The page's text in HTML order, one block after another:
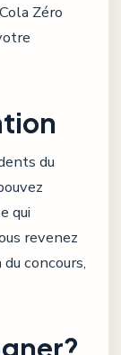
Zéro
du
qui
revenez
concours,